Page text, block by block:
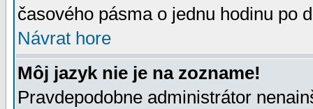
časového pásma o jednu hodinu po
Návrat hore
Môj jazyk nie je na zozname!
Pravdepodobne administrátor